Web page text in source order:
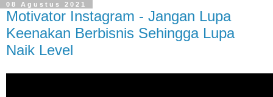
08 Agustus 2021
Motivator Instagram - Jangan Lupa
Keenakan Berbisnis Sehingga Lupa
Naik Level